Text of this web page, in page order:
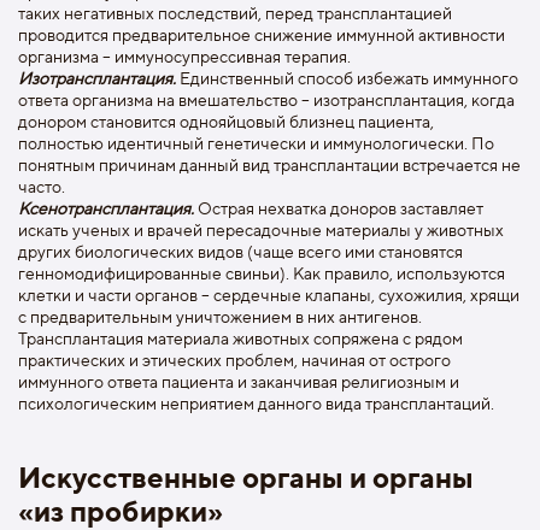
таких негативных последствий, перед трансплантацией
проводится предварительное снижение иммунной активности
организма – иммуносупрессивная терапия.
Изотрансплантация. Единственный способ избежать иммунного
ответа организма на вмешательство – изотрансплантация, когда
донором становится однояйцовый близнец пациента,
полностью идентичный генетически и иммунологически. По
понятным причинам данный вид трансплантации встречается не
часто.
Ксенотрансплантация.Острая нехватка доноров заставляет
искать ученых и врачей пересадочные материалы у животных
других биологических видов (чаще всего ими становятся
генномодифицированные свиньи). Как правило, используются
клетки и части органов – сердечные клапаны, сухожилия, хрящи
с предварительным уничтожением в них антигенов.
Трансплантация материала животных сопряжена с рядом
практических и этических проблем, начиная от острого
иммунного ответа пациента и заканчивая религиозным и
психологическим неприятием данного вида трансплантаций.
Искусственные органы и органы
«из пробирки»